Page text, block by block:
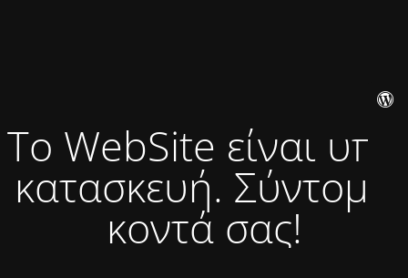
Το WebSite είναι υπό
κατασκευή. Σύντομα
κοντά σας!